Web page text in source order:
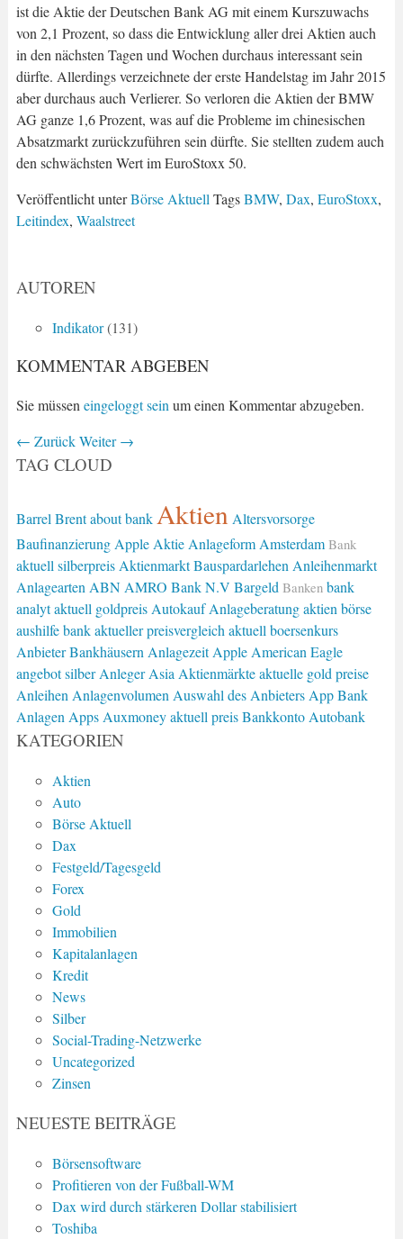
ist die Aktie der Deutschen Bank AG mit einem Kurszuwachs
von 2,1 Prozent, so dass die Entwicklung aller drei Aktien auch
in den nächsten Tagen und Wochen durchaus interessant sein
dürfte. Allerdings verzeichnete der erste Handelstag im Jahr 2015
aber durchaus auch Verlierer. So verloren die Aktien der BMW
AG ganze 1,6 Prozent, was auf die Probleme im chinesischen
Absatzmarkt zurückzuführen sein dürfte. Sie stellten zudem auch
den schwächsten Wert im EuroStoxx 50.
Veröffentlicht unterBörse Aktuell TagsBMW, Dax, EuroStoxx,
Leitindex, Waalstreet
AUTOREN
Indikator(131)
KOMMENTAR ABGEBEN
Sie müsseneingeloggt seinum einen Kommentar abzugeben.
← Zurück Weiter→
TAG CLOUD
Barrel Brent about bank Aktien Altersvorsorge
Baufinanzierung Apple Aktie Anlageform Amsterdam Bank
aktuell silberpreis Aktienmarkt Bauspardarlehen Anleihenmarkt
Anlagearten ABN AMRO Bank N.V Bargeld Banken bank
analyt aktuell goldpreis Autokauf Anlageberatung aktien börse
aushilfe bank aktueller preisvergleich aktuell boersenkurs
Anbieter Bankhäusern Anlagezeit Apple American Eagle
angebot silber Anleger Asia Aktienmärkte aktuelle gold preise
Anleihen Anlagenvolumen Auswahl des Anbieters App Bank
Anlagen Apps Auxmoney aktuell preis Bankkonto Autobank
KATEGORIEN
Aktien
Auto
Börse Aktuell
Dax
Festgeld/Tagesgeld
Forex
Gold
Immobilien
Kapitalanlagen
Kredit
News
Silber
Social-Trading-Netzwerke
Uncategorized
Zinsen
NEUESTE BEITRÄGE
Börsensoftware
Profitieren von der Fußball-WM
Dax wird durch stärkeren Dollar stabilisiert
Toshiba